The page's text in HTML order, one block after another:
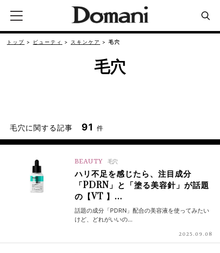
トップ ビューティ スキンケア 毛穴
毛穴
毛穴に関する記事 91 件
BEAUTY 毛穴
ハリ不足を感じたら、注目成分
「PDRN」と「塗る美容針」が話題
の【VT 】…
話題の成分「PDRN」配合の美容液を使ってみたい
けど、どれがいいの…
2025.09.08